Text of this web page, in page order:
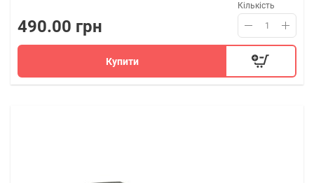
490.00 грн
Кількість
Купити